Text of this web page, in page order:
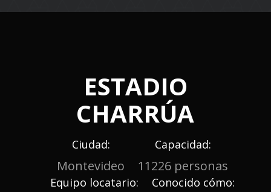
ESTADIO
CHARRÚA
Ciudad:
Montevideo
Capacidad:
11226 personas
Equipo locatario: Conocido cómo: